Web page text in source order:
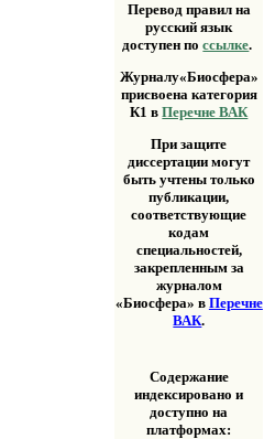
Перевод правил на
русский язык
доступен поссылке.
Журналу«Биосфера»
присвоена категория
К1 вПеречне ВАК
При защите
диссертации могут
быть учтены только
публикации,
соответствующие
кодам
специальностей,
закрепленным за
журналом
«Биосфера» в Перечне
ВАК.
Содержание
индексировано и
доступно на
платформах: